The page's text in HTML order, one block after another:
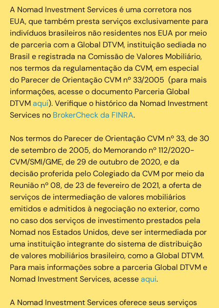
‍A Nomad Investment Services é uma corretora nos
EUA, que também presta serviços exclusivamente para
indivíduos brasileiros não residentes nos EUA por meio
de parceria com a Global DTVM, instituição sediada no
Brasil e registrada na Comissão de Valores Mobiliário,
nos termos da regulamentação da CVM, em especial
do Parecer de Orientação CVM nº 33/2005 (para mais
informações, acesse o documento Parceria Global
DTVMaqui). Verifique o histórico da Nomad Investment
Services no BrokerCheck da FINRA.
Nos termos do Parecer de Orientação CVM nº 33, de 30
de setembro de 2005, do Memorando nº 112/2020-
CVM/SMI/GME, de 29 de outubro de 2020, e da
decisão proferida pelo Colegiado da CVM por meio da
Reunião nº 08, de 23 de fevereiro de 2021, a oferta de
serviços de intermediação de valores mobiliários
emitidos e admitidos à negociação no exterior, como
no caso dos serviços de investimento prestados pela
Nomad nos Estados Unidos, deve ser intermediada por
uma instituição integrante do sistema de distribuição
de valores mobiliários brasileiro, como a Global DTVM.
Para mais informações sobre a parceria Global DTVM e
Nomad Investment Services, acesseaqui.
A Nomad Investment Services oferece seus serviços